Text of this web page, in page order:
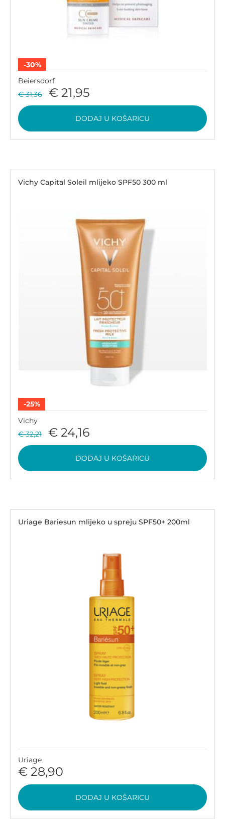
-30%
Beiersdorf
€ 31,36
€ 21,95
DODAJ U KOŠARICU
Vichy Capital Soleil mlijeko SPF50 300 ml
-25%
Vichy
€ 32,21
€ 24,16
DODAJ U KOŠARICU
Uriage Bariesun mlijeko u spreju SPF50+ 200ml
Uriage
€ 28,90
DODAJ U KOŠARICU